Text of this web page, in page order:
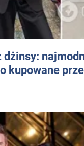
kupowane